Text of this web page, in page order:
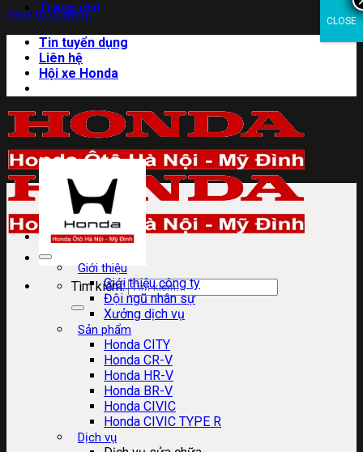
Skip to content
Trang chủ
Tin tuyển dụng
Liên hệ
Hội xe Honda
Tìm kiếm:
Giới thiệu
Giới thiệu công ty
Đội ngũ nhân sự
Xưởng dịch vụ
Sản phẩm
Honda CITY
Honda CR-V
Honda HR-V
Honda BR-V
Honda CIVIC
Honda CIVIC TYPE R
Dịch vụ
CLOSE